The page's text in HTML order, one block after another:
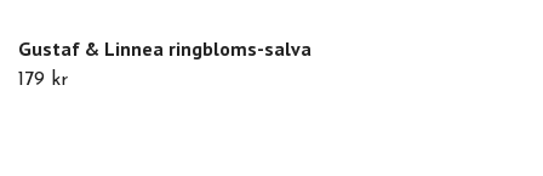
Gustaf & Linnea ringbloms-salva
179 kr